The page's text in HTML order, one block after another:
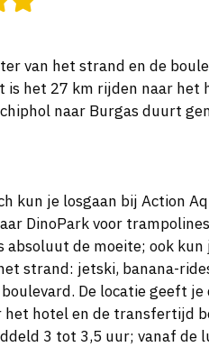
van het strand en de
het 27 km rijden naar het
naar Burgas duurt
kun je losgaan bij Action
DinoPark voor
absoluut de moeite; ook
strand: jetski, banana-
De locatie geeft
hotel en de transfertijd
3 tot 3,5 uur; vanaf de